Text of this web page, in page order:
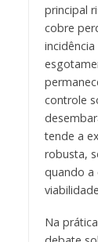
principal
cobre
controle
tende a
robusta,
quando a
Na